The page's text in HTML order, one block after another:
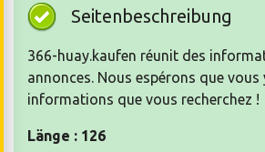
Seitenbeschreibung
366-huay.kaufen réunit des
annonces. Nous espérons que vous
informations que vous recherchez !
Länge : 126